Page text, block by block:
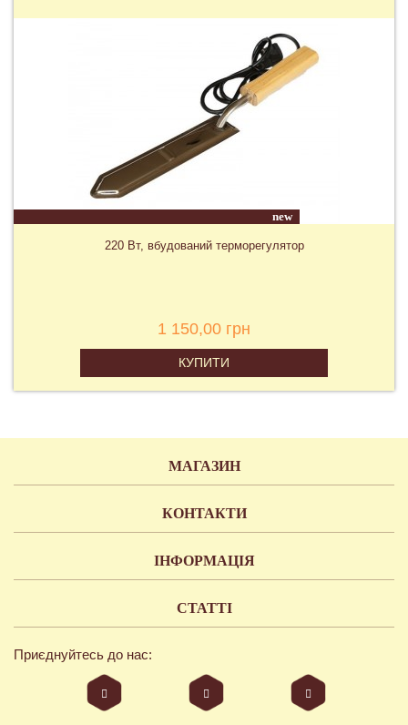
new
220 Вт, вбудований терморегулятор
1 150,00 грн
КУПИТИ
МАГАЗИН
КОНТАКТИ
ІНФОРМАЦІЯ
СТАТТІ
Приєднуйтесь до нас: